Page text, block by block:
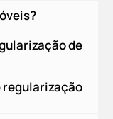
de
regularização